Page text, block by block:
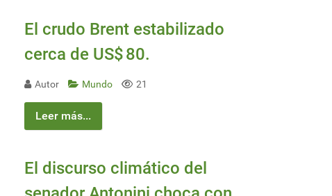
El crudo Brent estabilizado
cerca de US$ 80.
Autor Mundo 21
Leer más...
El discurso climático del